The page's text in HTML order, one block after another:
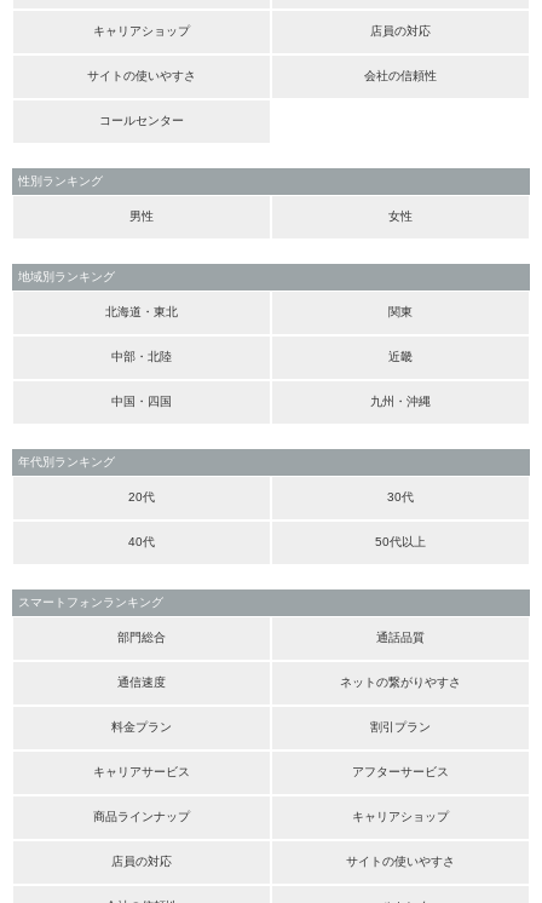
キャリアショップ 店員の対応
サイトの使いやすさ 会社の信頼性
コールセンター
性別ランキング
男性 女性
地域別ランキング
北海道・東北 関東
中部・北陸 近畿
中国・四国 九州・沖縄
年代別ランキング
20代 30代
40代 50代以上
スマートフォンランキング
部門総合 通話品質
通信速度 ネットの繋がりやすさ
料金プラン 割引プラン
キャリアサービス アフターサービス
商品ラインナップ キャリアショップ
店員の対応 サイトの使いやすさ